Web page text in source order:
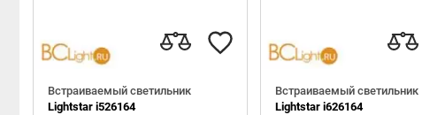
Встраиваемый светильник
Lightstar i526164
Встраиваемый светильник
Lightstar i626164